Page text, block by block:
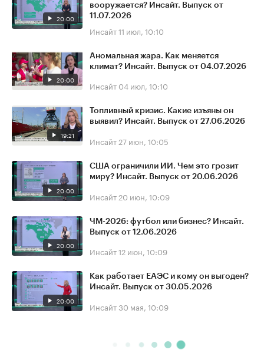
20:00
вооружается? Инсайт. Выпуск от
11.07.2026
Инсайт11 июл, 10:10
20:00
Аномальная жара. Как меняется
климат? Инсайт. Выпуск от 04.07.2026
Инсайт 04 июл, 10:10
19:21
Топливный кризис. Какие изъяны он
выявил? Инсайт. Выпуск от 27.06.2026
Инсайт 27 июн, 10:05
20:00
США ограничили ИИ. Чем это грозит
миру? Инсайт. Выпуск от 20.06.2026
Инсайт 20 июн, 10:09
20:00
ЧМ-2026: футбол или бизнес? Инсайт.
Выпуск от 12.06.2026
Инсайт12 июн, 10:09
20:00
Как работает ЕАЭС и кому он выгоден?
Инсайт. Выпуск от 30.05.2026
Инсайт30 мая, 10:09